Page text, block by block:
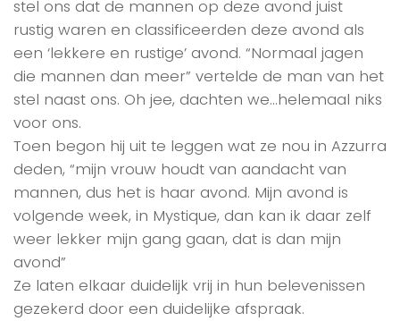
stel ons dat de mannen op deze avond juist
rustig waren en classificeerden deze avond als
een ‘lekkere en rustige’ avond. “Normaal jagen
die mannen dan meer” vertelde de man van het
stel naast ons. Oh jee, dachten we…helemaal niks
voor ons.
Toen begon hij uit te leggen wat ze nou in Azzurra
deden, “mijn vrouw houdt van aandacht van
mannen, dus het is haar avond. Mijn avond is
volgende week, in Mystique, dan kan ik daar zelf
weer lekker mijn gang gaan, dat is dan mijn
avond”
Ze laten elkaar duidelijk vrij in hun belevenissen
gezekerd door een duidelijke afspraak.